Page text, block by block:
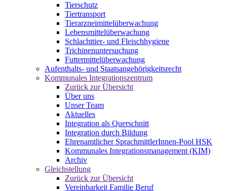
Tierschutz
Tiertransport
Tierarzneimittelüberwachung
Lebensmittelüberwachung
Schlachttier- und Fleischhygiene
Trichinenuntersuchung
Futtermittelüberwachung
Aufenthalts- und Staatsangehörigkeitsrecht
Kommunales Integrationszentrum
Zurück zur Übersicht
Über uns
Unser Team
Aktuelles
Integration als Querschnitt
Integration durch Bildung
Ehrenamtlicher SprachmittlerInnen-Pool HSK
Kommunales Integrationsmanagement (KIM)
Archiv
Gleichstellung
Zurück zur Übersicht
Vereinbarkeit Familie Beruf